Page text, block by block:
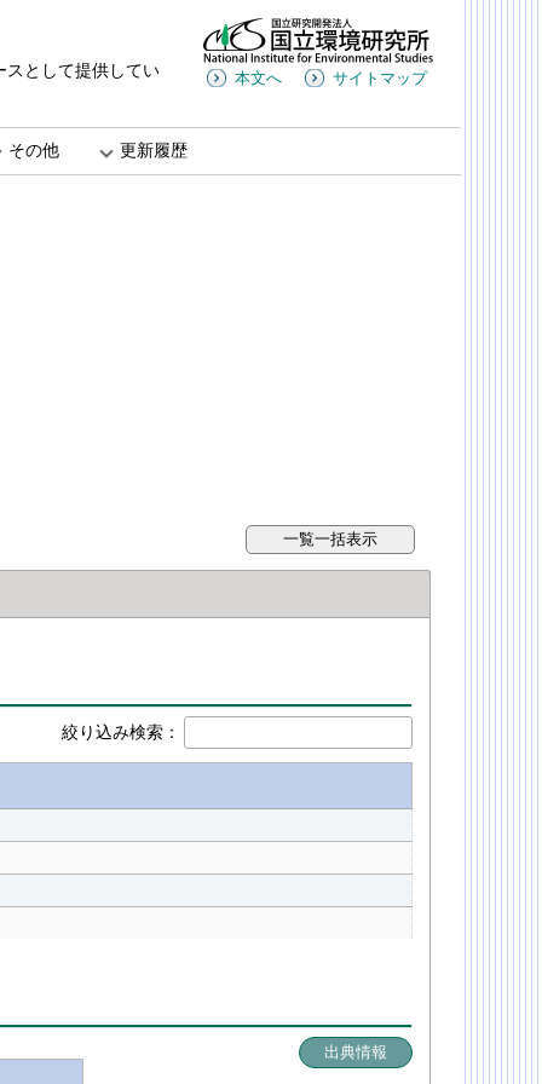
本文へ サイトマップ
スとして提供してい
その他 更新履歴
一覧一括表示
絞り込み検索：
出典情報